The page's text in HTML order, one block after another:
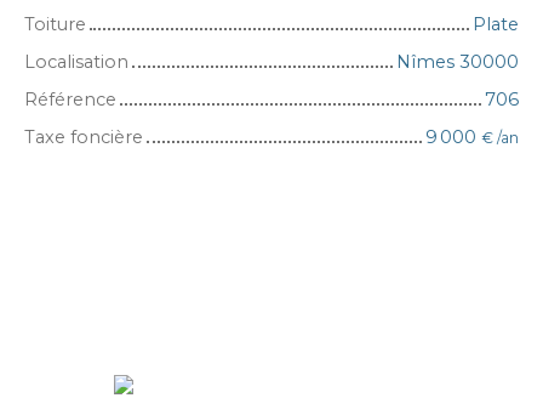
Toiture
Plate
Localisation
Nîmes 30000
Référence
706
Taxe foncière
9 000 € /an